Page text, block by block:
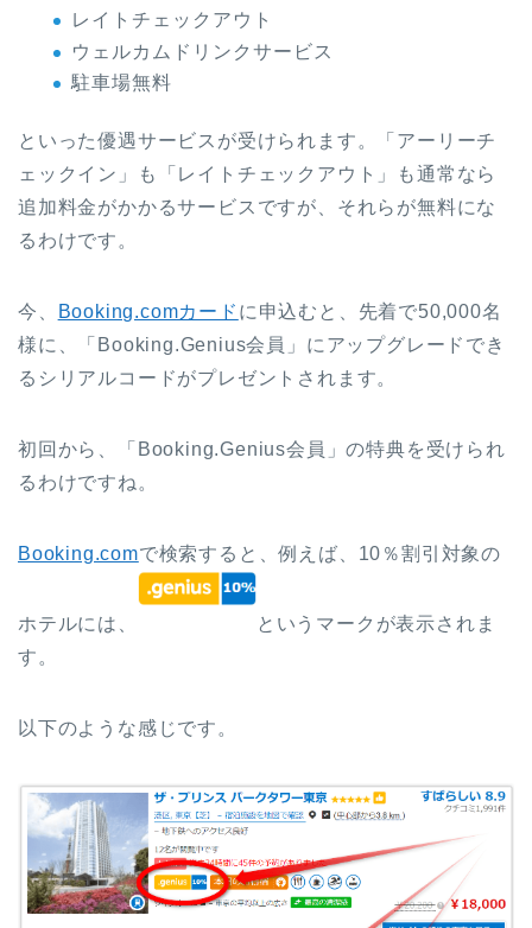
レイトチェックアウト
ウェルカムドリンクサービス
駐車場無料
といった優遇サービスが受けられます。「アーリーチ
ェックイン」も「レイトチェックアウト」も通常なら
追加料金がかかるサービスですが、それらが無料にな
るわけです。
今、 Booking.comカード に申込むと、先着で50,000名
様に、「Booking.Genius会員」にアップグレードでき
るシリアルコードがプレゼントされます。
初回から、「Booking.Genius会員」の特典を受けられ
るわけですね。
Booking.comで検索すると、例えば、10％割引対象の
ホテルには、
というマークが表示されま
す。
以下のような感じです。